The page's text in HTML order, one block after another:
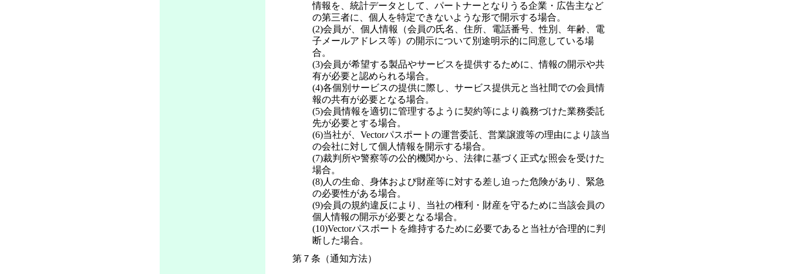
情報を、統計データとして、パートナーとなりうる企業・広告主など
の第三者に、個人を特定できないような形で開示する場合。
(2)会員が、個人情報（会員の氏名、住所、電話番号、性別、年齢、電
子メールアドレス等）の開示について別途明示的に同意している場
合。
(3)会員が希望する製品やサービスを提供するために、情報の開示や共
有が必要と認められる場合。
(4)各個別サービスの提供に際し、サービス提供元と当社間での会員情
報の共有が必要となる場合。
(5)会員情報を適切に管理するように契約等により義務づけた業務委託
先が必要とする場合。
(6)当社が、Vectorパスポートの運営委託、営業譲渡等の理由により該当
の会社に対して個人情報を開示する場合。
(7)裁判所や警察等の公的機関から、法律に基づく正式な照会を受けた
場合。
(8)人の生命、身体および財産等に対する差し迫った危険があり、緊急
の必要性がある場合。
(9)会員の規約違反により、当社の権利・財産を守るために当該会員の
個人情報の開示が必要となる場合。
(10)Vectorパスポートを維持するために必要であると当社が合理的に判
断した場合。
第７条（通知方法）